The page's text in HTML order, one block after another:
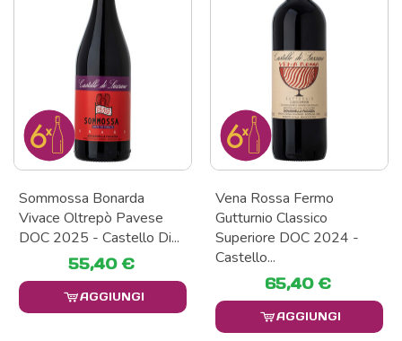
Sommossa Bonarda
Vivace Oltrepò Pavese
DOC 2025 - Castello Di...
55,40 €
AGGIUNGI
Vena Rossa Fermo
Gutturnio Classico
Superiore DOC 2024 -
Castello...
65,40 €
AGGIUNGI